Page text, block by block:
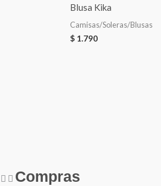
Blusa Kika
Camisas/Soleras/Blusas
$1.790
Compras